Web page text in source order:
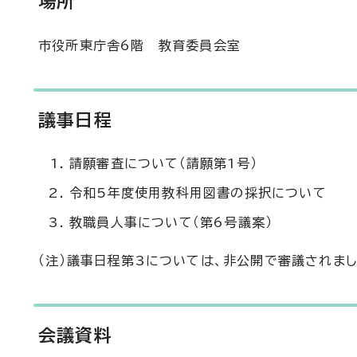
市役所東庁舎6階 教育委員会室
議事日程
請願審査について（請願第1号）
令和5年度使用教科用図書の採択について
教職員人事について（第6号議案）
（注）議事日程第3については、非公開で審議されま
会議資料